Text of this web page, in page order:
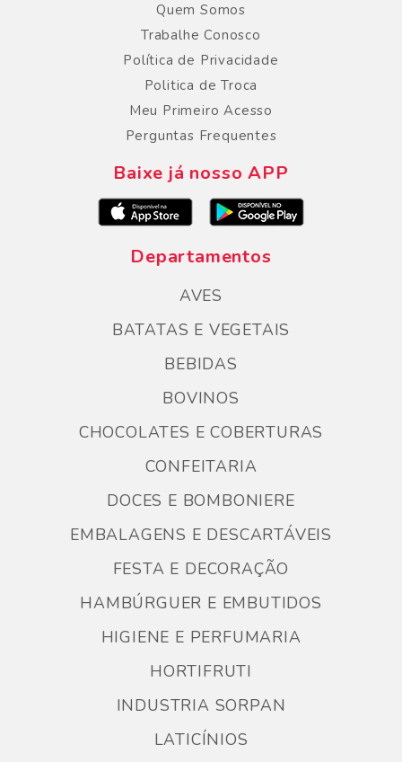
Quem Somos
Trabalhe Conosco
Política de Privacidade
Politica de Troca
Meu Primeiro Acesso
Perguntas Frequentes
Baixe já nosso APP
Departamentos
AVES
BATATAS E VEGETAIS
BEBIDAS
BOVINOS
CHOCOLATES E COBERTURAS
CONFEITARIA
DOCES E BOMBONIERE
EMBALAGENS E DESCARTÁVEIS
FESTA E DECORAÇÃO
HAMBÚRGUER E EMBUTIDOS
HIGIENE E PERFUMARIA
HORTIFRUTI
INDUSTRIA SORPAN
LATICÍNIOS